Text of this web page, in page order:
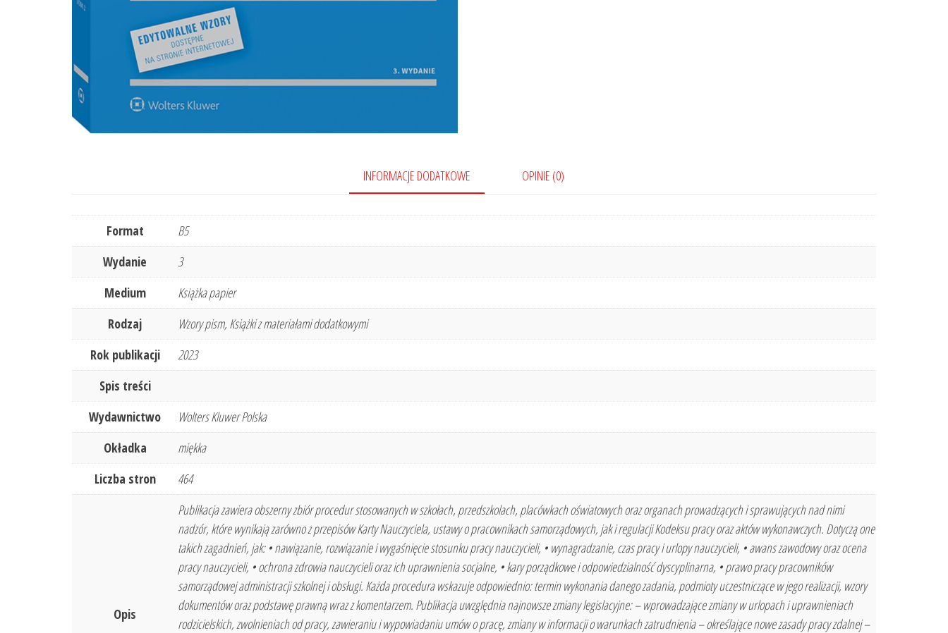
INFORMACJE DODATKOWE OPINIE (0)
Format
B5
Wydanie
3
Medium
Książka papier
Rodzaj
Wzory pism, Książki z materiałami dodatkowymi
Rok publikacji
2023
Spis treści
Wydawnictwo
Wolters Kluwer Polska
Okładka
miękka
Liczba stron
464
Opis
Publikacja zawiera obszerny zbiór procedur stosowanych w szkołach, przedszkolach, placówkach oświatowych oraz organach prowadzących i sprawujących nad nimi
nadzór, które wynikają zarówno z przepisów Karty Nauczyciela, ustawy o pracownikach samorządowych, jak i regulacji Kodeksu pracy oraz aktów wykonawczych. Dotyczą one
takich zagadnień, jak: • nawiązanie, rozwiązanie i wygaśnięcie stosunku pracy nauczycieli, • wynagradzanie, czas pracy i urlopy nauczycieli, • awans zawodowy oraz ocena
pracy nauczycieli, • ochrona zdrowia nauczycieli oraz ich uprawnienia socjalne, • kary porządkowe i odpowiedzialność dyscyplinarna, • prawo pracy pracowników
samorządowej administracji szkolnej i obsługi. Każda procedura wskazuje odpowiednio: termin wykonania danego zadania, podmioty uczestniczące w jego realizacji, wzory
dokumentów oraz podstawę prawną wraz z komentarzem. Publikacja uwzględnia najnowsze zmiany legislacyjne: – wprowadzające zmiany w urlopach i uprawnieniach
rodzicielskich, zwolnieniach od pracy, zawieraniu i wypowiadaniu umów o pracę, zmiany w informacji o warunkach zatrudnienia – określające nowe zasady pracy zdalnej –